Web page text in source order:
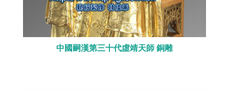
中國嗣漢第三十代虛靖天師 銅雕